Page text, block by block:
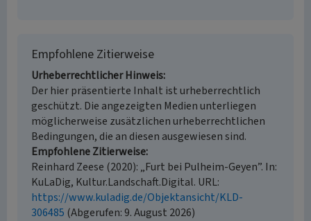
Empfohlene Zitierweise
Urheberrechtlicher Hinweis
Der hier präsentierte Inhalt ist urheberrechtlich
geschützt. Die angezeigten Medien unterliegen
möglicherweise zusätzlichen urheberrechtlichen
Bedingungen, die an diesen ausgewiesen sind.
Empfohlene Zitierweise
Reinhard Zeese (2020): „Furt bei Pulheim-Geyen”. In:
KuLaDig, Kultur.Landschaft.Digital. URL:
https://www.kuladig.de/Objektansicht/KLD-
306485 (Abgerufen: 9. August 2026)